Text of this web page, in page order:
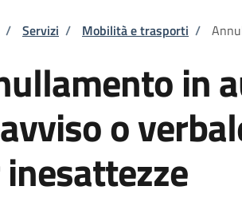
di pane
/ Servizi / Mobilità e trasporti /
in
o